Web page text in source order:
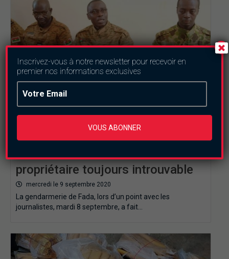
Affaire explosifs découverts dans
propriétaire toujours introuvable
mercredi le 9 septembre 2020
La gendarmerie de Fada, lors d’un point avec les
journalistes, mardi 8 septembre, a fait…
Inscrivez-vous à notre newsletter pour recevoir en
premier nos informations exclusives
VOUS ABONNER